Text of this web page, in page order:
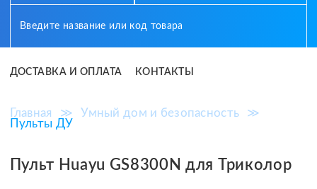
ДОСТАВКА И ОПЛАТА КОНТАКТЫ
Главная ≫ Умный дом и безопасность
≫
Пульты ДУ
Пульт Huayu GS8300N для Триколор